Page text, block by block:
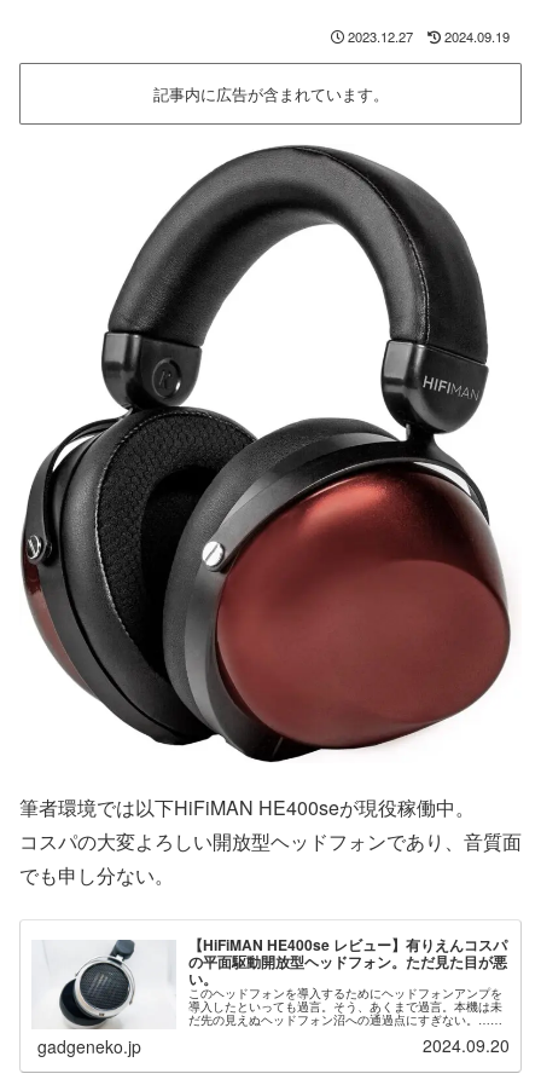
2023.12.27 2024.09.19
記事内に広告が含まれています。
筆者環境では以下HiFiMAN HE400seが現役稼働中。
コスパの大変よろしい開放型ヘッドフォンであり、音質面
でも申し分ない。
【HiFiMAN HE400se レビュー】有りえんコスパ
の平面駆動開放型ヘッドフォン。ただ見た目が悪
い。
このヘッドフォンを導入するためにヘッドフォンアンプを
導入したといっても過言。そう、あくまで過言。本機は未
だ先の見えぬヘッドフォン沼への通過点にすぎない。…つ
もりだったのだが、どうにも予想以上に満足度が高くて現
gadgeneko.jp 2024.09.20